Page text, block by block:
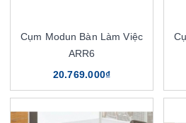
Cụm Modun Bàn Làm Việc
ARR6
20.769.000₫